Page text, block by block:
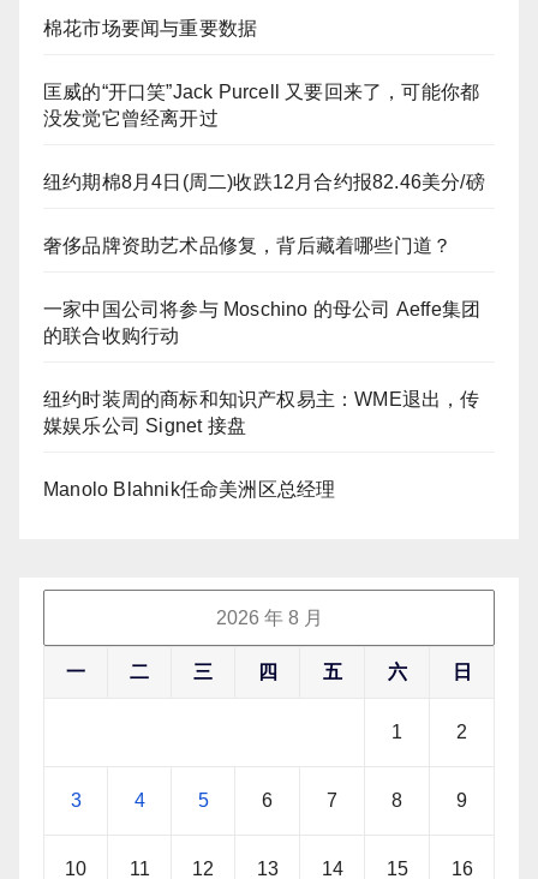
棉花市场要闻与重要数据
匡威的“开口笑”Jack Purcell 又要回来了，可能你都
没发觉它曾经离开过
纽约期棉8月4日(周二)收跌12月合约报82.46美分/磅
奢侈品牌资助艺术品修复，背后藏着哪些门道？
一家中国公司将参与 Moschino 的母公司 Aeffe集团
的联合收购行动
纽约时装周的商标和知识产权易主：WME退出，传
媒娱乐公司 Signet 接盘
Manolo Blahnik任命美洲区总经理
2026 年 8 月
一 二 三 四 五 六 日
1 2
3 4 5 6 7 8 9
10 11 12 13 14 15 16